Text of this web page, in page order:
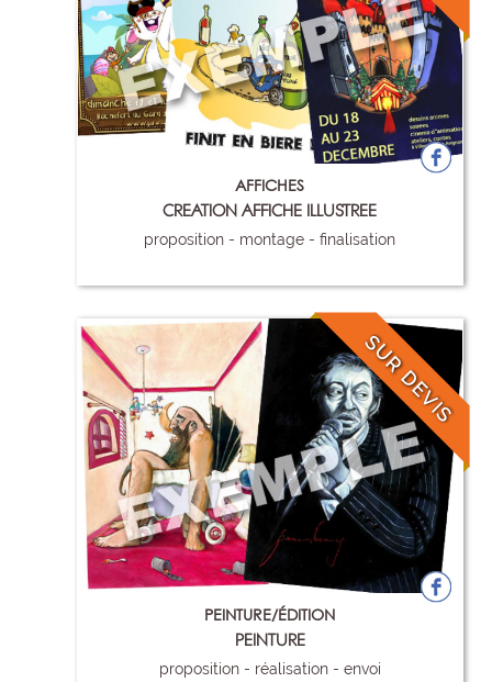
AFFICHES
CREATION AFFICHE ILLUSTREE
proposition - montage - finalisation
SUR DEVIS
PEINTURE/ÉDITION
PEINTURE
proposition - réalisation - envoi